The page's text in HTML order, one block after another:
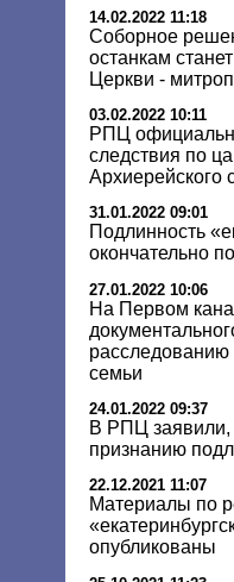
14.02.2022 11:18
Соборное
останкам
Церкви -
03.02.2022 10:11
РПЦ
следствия по
Архиерейского
31.01.2022 09:01
Подлинность
окончательно
27.01.2022 10:06
На Первом
расследованию
семьи
24.01.2022 09:37
В РПЦ заявили,
признанию
22.12.2021 11:07
Материалы по
опубликованы